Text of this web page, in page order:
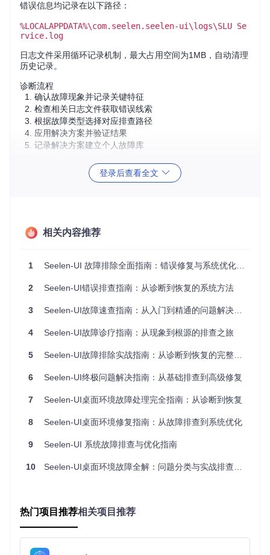
错误信息均记录在以下路径：
%LOCALAPPDATA%\com.seelen.seelen-ui\logs\SLU Se
rvice.log
日志文件采用循环记录机制，最大占用空间为1MB，自动清理
历史记录。
诊断流程
确认故障现象并记录关键特征
检查相关日志文件获取错误线索
根据故障类型选择对应排查路径
应用解决方案并验证结果
记录解决方案建立个人故障库
二、启动问题诊断
白屏无响应
启动界面闪烁后消失
显示驱动冲突
中
安全策略限制 低
场景一：应用程序无法启动
故障现象：双击启动图标后无任何反应，任务管理器中短暂出
验证系统是否满足最低运行要求
systeminfo | findstr /i "OS Name\|System Type\|Total
🔧 重置应用配置：
rd /s /q "%APPDATA%\com.seelen.seelen-ui\config"
登录后查看全文
相关内容推荐
1 Seelen-UI 故障排除全面指南：错误修复与系统优化方案
2 Seelen-UI错误排查指南：从诊断到恢复的系统方法
3 Seelen-UI故障速查指南：从入门到精通的问题解决手册
4 Seelen-UI故障诊疗指南：从现象到根源的排查之旅
5 Seelen-UI故障排除实战指南：从诊断到恢复的完整流程
6 Seelen-UI终极问题解决指南：从基础排查到高级修复
7 Seelen-UI桌面环境故障处理完全指南：从诊断到恢复
8 Seelen-UI桌面环境修复指南：从故障排查到系统优化
9 Seelen-UI 系统故障排查与优化指南
10 Seelen-UI桌面环境故障全解：问题分类与实战排查指南
热门项目推荐相关项目推荐